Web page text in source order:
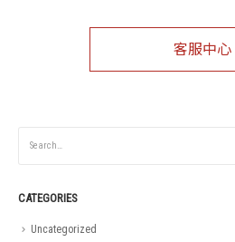
客服中心
CATEGORIES
Uncategorized